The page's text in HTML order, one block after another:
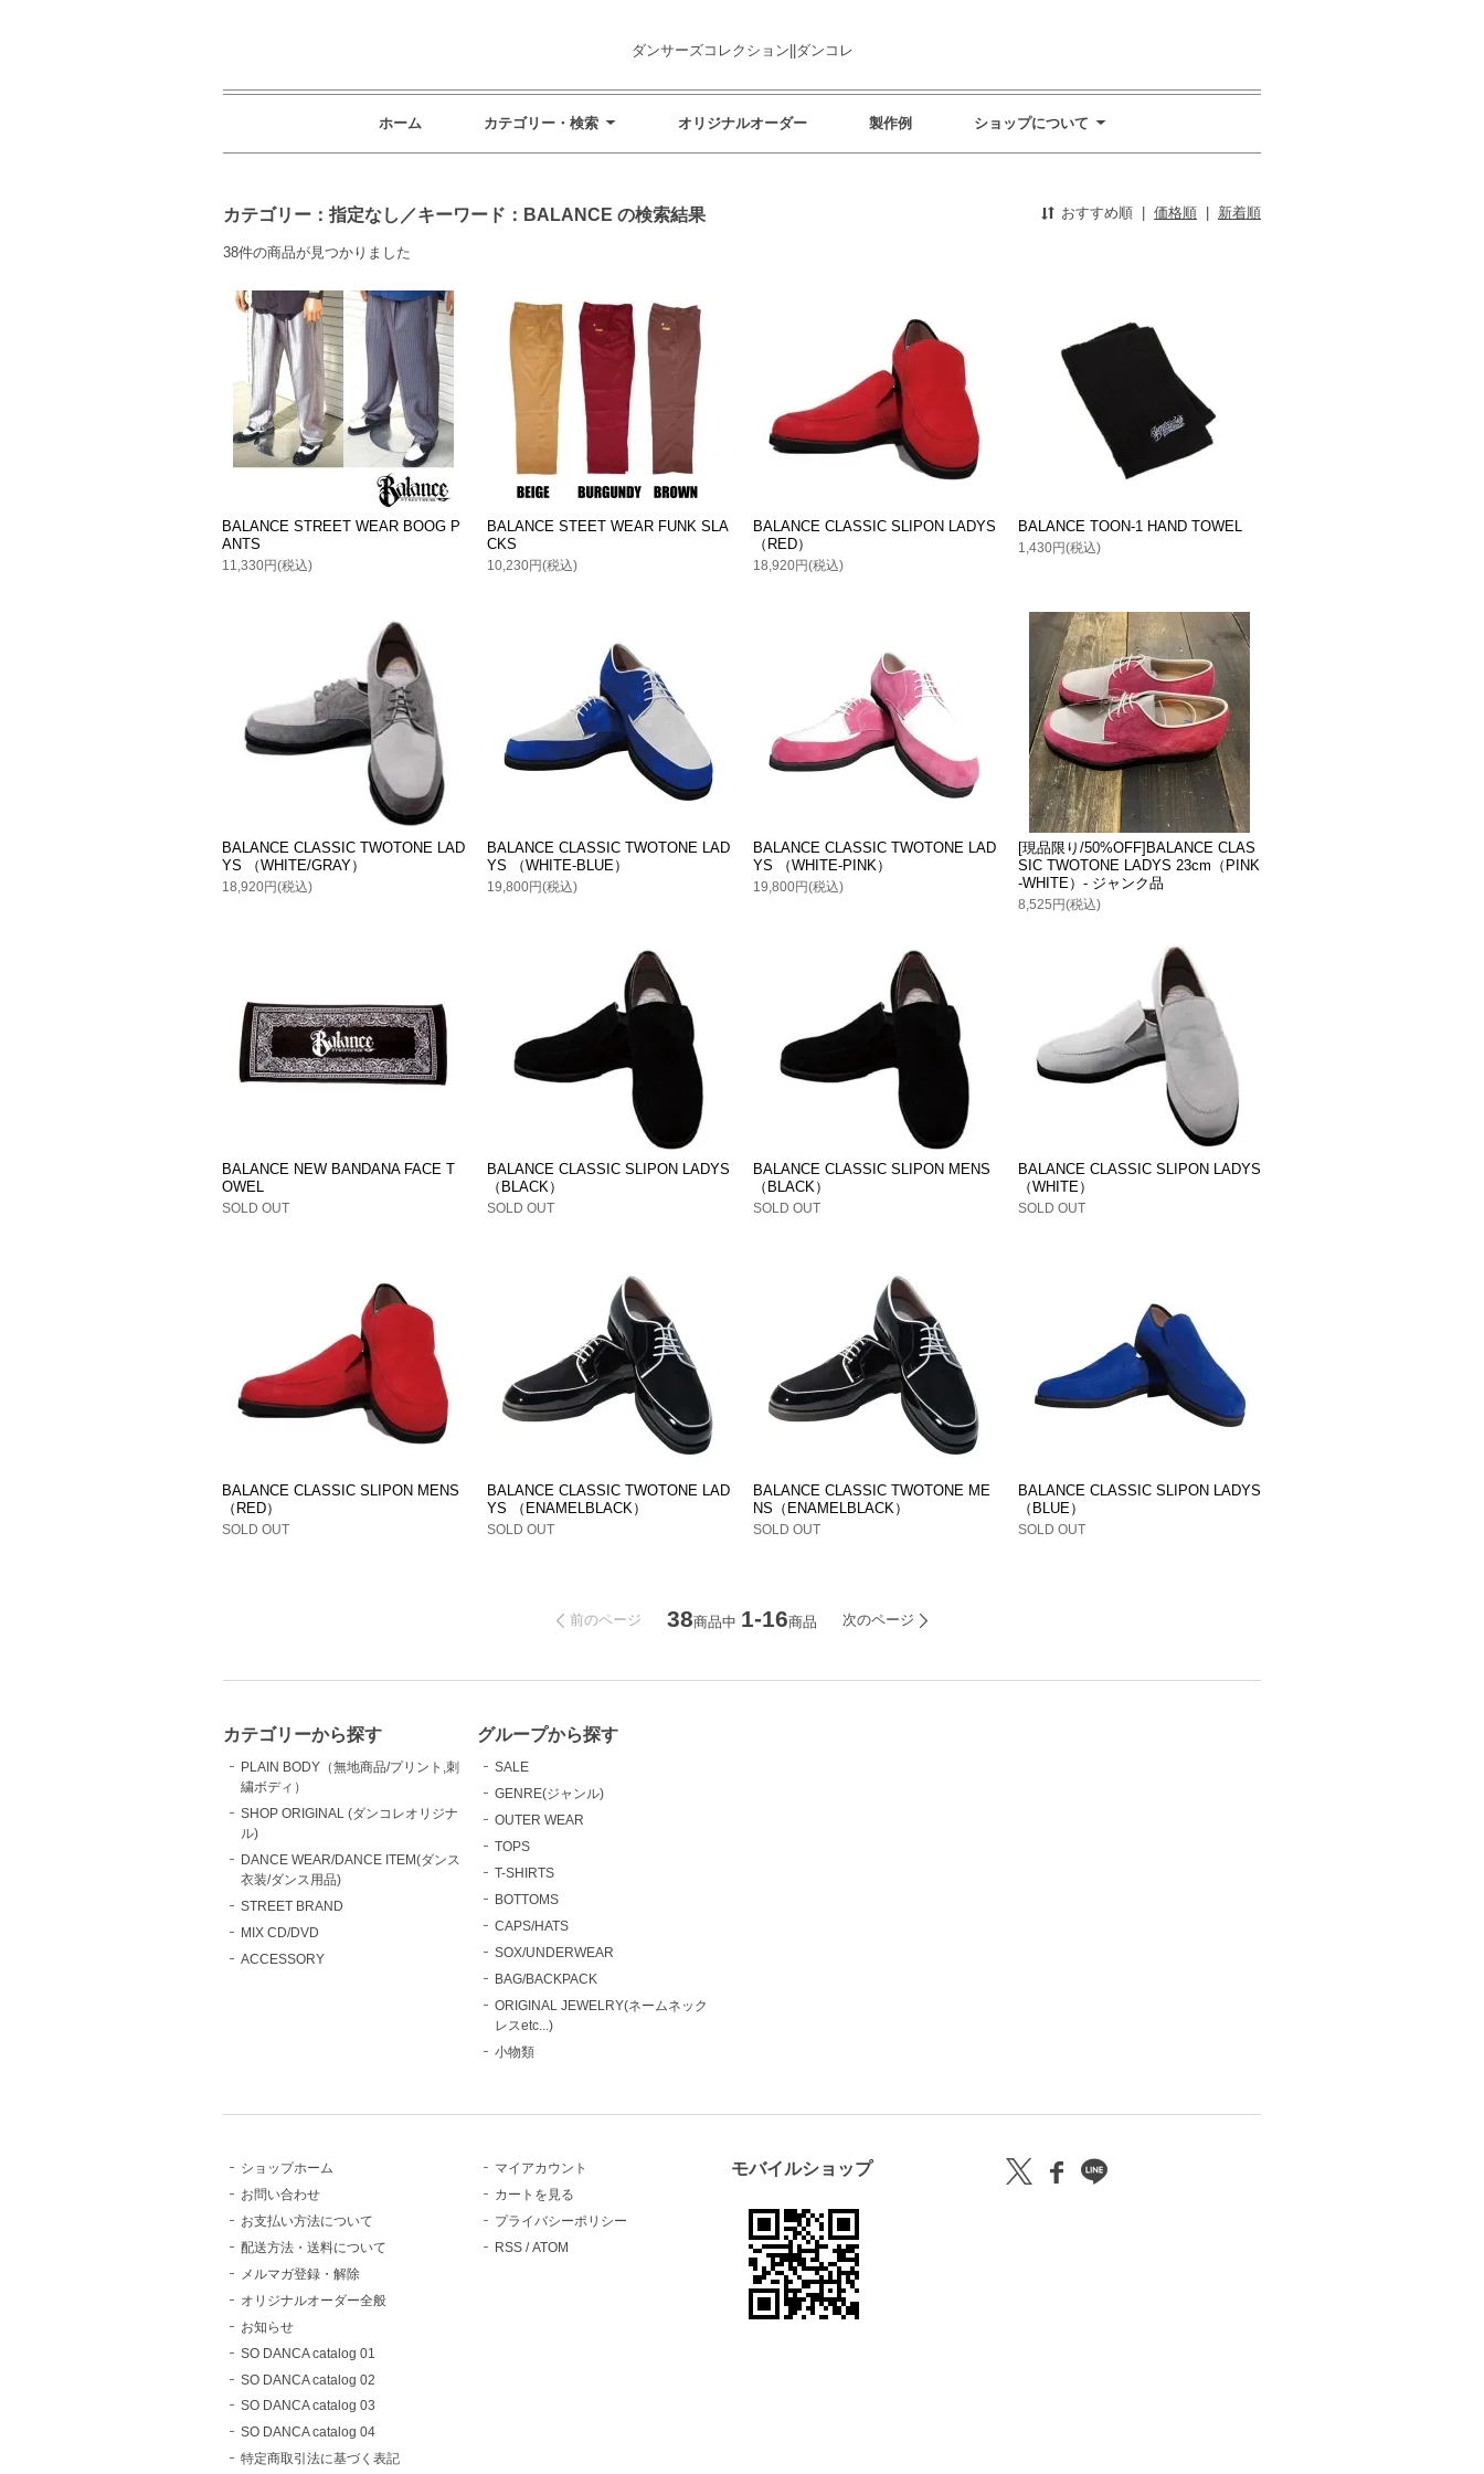
ダンサーズコレクション||ダンコレ
ホーム カテゴリー・検索 オリジナルオーダー 製作例 ショップについて
カテゴリー：指定なし／キーワード：BALANCE の検索結果 おすすめ順 | 価格順 | 新着順
38件の商品が見つかりました
BALANCE STREET WEAR BOOG P
ANTS
11,330円(税込)
BALANCE STEET WEAR FUNK SLA
CKS
10,230円(税込)
BALANCE CLASSIC SLIPON LADYS
（RED）
18,920円(税込)
BALANCE TOON-1 HAND TOWEL
1,430円(税込)
BALANCE CLASSIC TWOTONE LAD
YS （WHITE/GRAY）
18,920円(税込)
BALANCE CLASSIC TWOTONE LAD
YS （WHITE-BLUE）
19,800円(税込)
BALANCE CLASSIC TWOTONE LAD
YS （WHITE-PINK）
19,800円(税込)
[現品限り/50%OFF]BALANCE CLAS
SIC TWOTONE LADYS 23cm（PINK
-WHITE）- ジャンク品
8,525円(税込)
BALANCE NEW BANDANA FACE T
OWEL
SOLD OUT
BALANCE CLASSIC SLIPON LADYS
（BLACK）
SOLD OUT
BALANCE CLASSIC SLIPON MENS
（BLACK）
SOLD OUT
BALANCE CLASSIC SLIPON LADYS
（WHITE）
SOLD OUT
BALANCE CLASSIC SLIPON MENS
（RED）
SOLD OUT
BALANCE CLASSIC TWOTONE LAD
YS （ENAMELBLACK）
SOLD OUT
BALANCE CLASSIC TWOTONE ME
NS（ENAMELBLACK）
SOLD OUT
BALANCE CLASSIC SLIPON LADYS
（BLUE）
SOLD OUT
前のページ 38商品中 1-16商品 次のページ
カテゴリーから探す
PLAIN BODY（無地商品/プリント,刺
繍ボディ）
SHOP ORIGINAL (ダンコレオリジナ
ル)
DANCE WEAR/DANCE ITEM(ダンス
衣装/ダンス用品)
STREET BRAND
MIX CD/DVD
ACCESSORY
グループから探す
SALE
GENRE(ジャンル)
OUTER WEAR
TOPS
T-SHIRTS
BOTTOMS
CAPS/HATS
SOX/UNDERWEAR
BAG/BACKPACK
ORIGINAL JEWELRY(ネームネック
レスetc...)
小物類
ショップホーム
お問い合わせ
お支払い方法について
配送方法・送料について
メルマガ登録・解除
オリジナルオーダー全般
お知らせ
SO DANCA catalog 01
SO DANCA catalog 02
SO DANCA catalog 03
SO DANCA catalog 04
特定商取引法に基づく表記
マイアカウント
カートを見る
プライバシーポリシー
RSS /ATOM
モバイルショップ